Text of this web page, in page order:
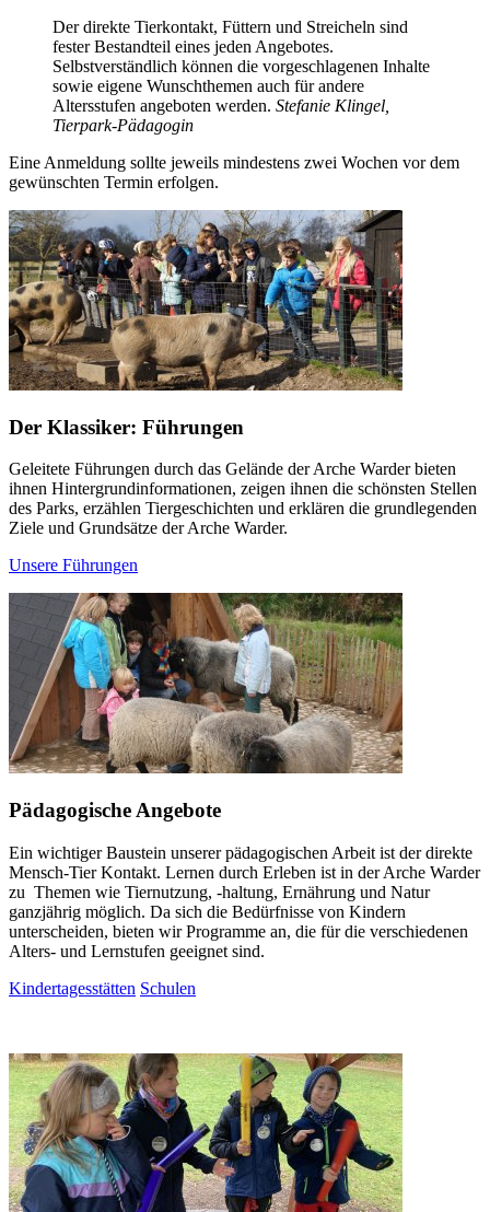
Der direkte Tierkontakt, Füttern und Streicheln sind
fester Bestandteil eines jeden Angebotes.
Selbstverständlich können die vorgeschlagenen Inhalte
sowie eigene Wunschthemen auch für andere
Altersstufen angeboten werden. Stefanie Klingel,
Tierpark-Pädagogin
Eine Anmeldung sollte jeweils mindestens zwei Wochen vor dem
gewünschten Termin erfolgen.
Der Klassiker: Führungen
Geleitete Führungen durch das Gelände der Arche Warder bieten
ihnen Hintergrundinformationen, zeigen ihnen die schönsten Stellen
des Parks, erzählen Tiergeschichten und erklären die grundlegenden
Ziele und Grundsätze der Arche Warder.
Unsere Führungen
Pädagogische Angebote
Ein wichtiger Baustein unserer pädagogischen Arbeit ist der direkte
Mensch-Tier Kontakt. Lernen durch Erleben ist in der Arche Warder
zu Themen wie Tiernutzung, -haltung, Ernährung und Natur
ganzjährig möglich. Da sich die Bedürfnisse von Kindern
unterscheiden, bieten wir Programme an, die für die verschiedenen
Alters- und Lernstufen geeignet sind.
Kindertagesstätten Schulen